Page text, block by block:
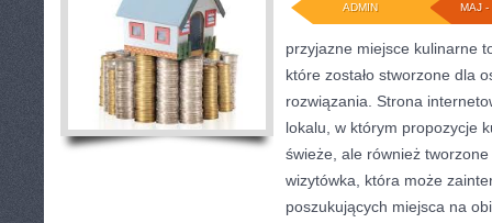
MAJ -
ADMIN
przyjazne miejsce kulinarne
które zostało stworzone dla
rozwiązania. Strona
lokalu, w którym propozycje
świeże, ale również
wizytówka, która może
poszukujących miejsca na